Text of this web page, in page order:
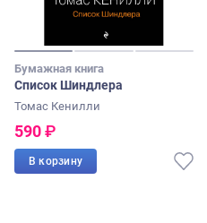
Бумажная книга
Список Шиндлера
Томас Кенилли
590₽
В корзину